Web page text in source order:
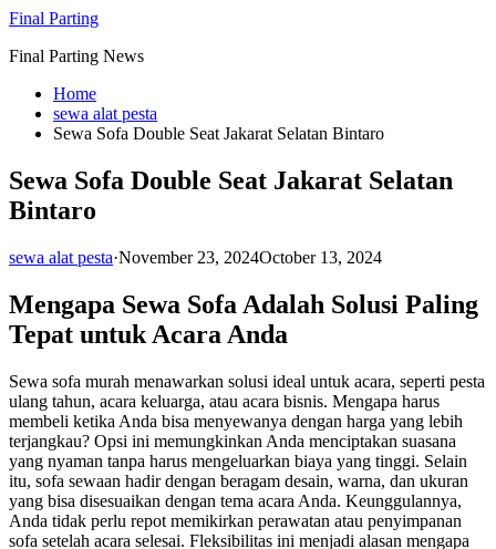
Skip
content
Final Parting
Final Parting News
Home
sewa alat pesta
Sewa Sofa Double Seat Jakarat Selatan Bintaro
Sewa Sofa Double Seat Jakarat Selatan
Bintaro
sewa alat pesta·November 23, 2024October 13, 2024
Mengapa Sewa Sofa Adalah Solusi Paling
Tepat untuk Acara Anda
Sewa sofa murah menawarkan solusi ideal untuk acara, seperti pesta
ulang tahun, acara keluarga, atau acara bisnis. Mengapa harus
membeli ketika Anda bisa menyewanya dengan harga yang lebih
terjangkau? Opsi ini memungkinkan Anda menciptakan suasana
yang nyaman tanpa harus mengeluarkan biaya yang tinggi. Selain
itu, sofa sewaan hadir dengan beragam desain, warna, dan ukuran
yang bisa disesuaikan dengan tema acara Anda. Keunggulannya,
Anda tidak perlu repot memikirkan perawatan atau penyimpanan
sofa setelah acara selesai. Fleksibilitas ini menjadi alasan mengapa